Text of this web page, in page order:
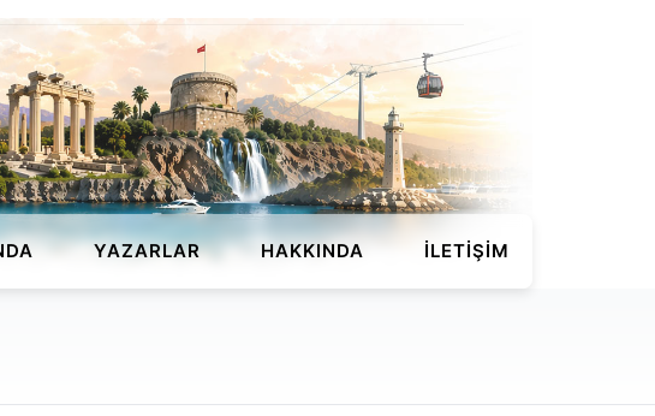
YAZARLAR HAKKINDA İLETIŞIM